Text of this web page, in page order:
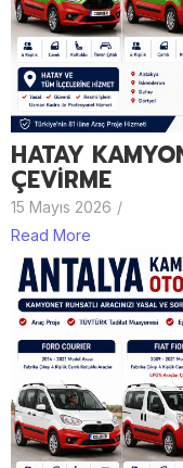
HATAY
ÇEVİRME
15 Mayıs 2026 /
Read More